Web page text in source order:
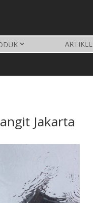
ARTIKEL
Jakarta